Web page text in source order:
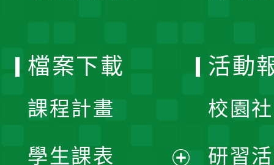
檔案下載
課程計畫
學生課表
活動
校園
研習